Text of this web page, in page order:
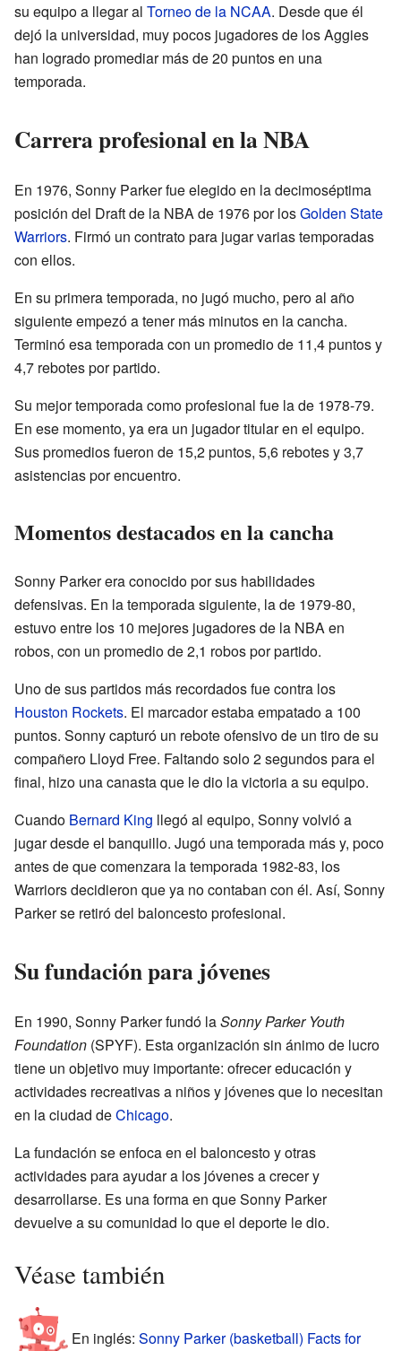
su equipo a llegar al Torneo de la NCAA. Desde que él
dejó la universidad, muy pocos jugadores de los Aggies
han logrado promediar más de 20 puntos en una
temporada.
Carrera profesional en la NBA
En 1976, Sonny Parker fue elegido en la decimoséptima
posición del Draft de la NBA de 1976 por losGolden State
Warriors. Firmó un contrato para jugar varias temporadas
con ellos.
En su primera temporada, no jugó mucho, pero al año
siguiente empezó a tener más minutos en la cancha.
Terminó esa temporada con un promedio de 11,4 puntos y
4,7 rebotes por partido.
Su mejor temporada como profesional fue la de 1978-79.
En ese momento, ya era un jugador titular en el equipo.
Sus promedios fueron de 15,2 puntos, 5,6 rebotes y 3,7
asistencias por encuentro.
Momentos destacados en la cancha
Sonny Parker era conocido por sus habilidades
defensivas. En la temporada siguiente, la de 1979-80,
estuvo entre los 10 mejores jugadores de la NBA en
robos, con un promedio de 2,1 robos por partido.
Uno de sus partidos más recordados fue contra los
Houston Rockets. El marcador estaba empatado a 100
puntos. Sonny capturó un rebote ofensivo de un tiro de su
compañero Lloyd Free. Faltando solo 2 segundos para el
final, hizo una canasta que le dio la victoria a su equipo.
Cuando Bernard King llegó al equipo, Sonny volvió a
jugar desde el banquillo. Jugó una temporada más y, poco
antes de que comenzara la temporada 1982-83, los
Warriors decidieron que ya no contaban con él. Así, Sonny
Parker se retiró del baloncesto profesional.
Su fundación para jóvenes
En 1990, Sonny Parker fundó laSonny Parker Youth
Foundation (SPYF). Esta organización sin ánimo de lucro
tiene un objetivo muy importante: ofrecer educación y
actividades recreativas a niños y jóvenes que lo necesitan
en la ciudad deChicago.
La fundación se enfoca en el baloncesto y otras
actividades para ayudar a los jóvenes a crecer y
desarrollarse. Es una forma en que Sonny Parker
devuelve a su comunidad lo que el deporte le dio.
Véase también
En inglés: Sonny Parker (basketball) Facts for